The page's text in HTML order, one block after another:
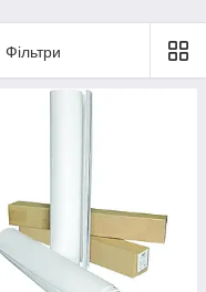
Фільтри